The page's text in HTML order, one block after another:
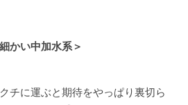
かい中加水系＞
チに運ぶと期待をやっぱり裏切ら